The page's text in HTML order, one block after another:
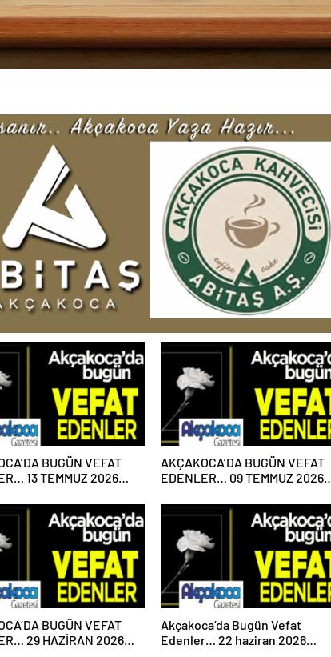
BUGÜN VEFAT
13 TEMMUZ 2026
AKÇAKOCA’DA BUGÜN VEFAT
EDENLER… 09 TEMMUZ 2026
BUGÜN VEFAT
29 HAZİRAN 2026
Akçakoca’da Bugün Vefat
Edenler… 22 haziran 2026